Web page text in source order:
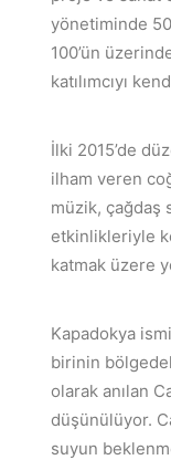
yönetiminde
100’ün
katılımcıyı
İlki 2015’de
ilham veren
müzik, çağdaş
etkinlikleriyle
katmak üzere
Kapadokya
birinin
olarak anılan
düşünülüyor.
suyun